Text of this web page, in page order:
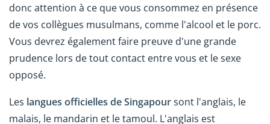
donc attention à ce que vous consommez en présence
de vos collègues musulmans, comme l'alcool et le porc.
Vous devrez également faire preuve d'une grande
prudence lors de tout contact entre vous et le sexe
opposé.
Les langues officielles de Singapoursont l'anglais, le
malais, le mandarin et le tamoul. L'anglais est